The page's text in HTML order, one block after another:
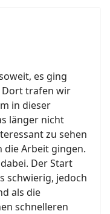
es ging
Dort trafen wir
in dieser
länger nicht
zu sehen
die Arbeit gingen.
Der Start
schwierig, jedoch
als die
schnelleren